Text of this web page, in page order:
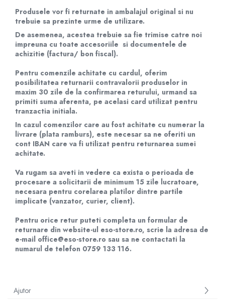
Produsele vor fi returnate in ambalajul original si nu
trebuie sa prezinte urme de utilizare.
De asemenea, acestea trebuie sa fie trimise catre noi
impreuna cu toate accesoriile si documentele de
achizitie (factura/ bon fiscal).
Pentru comenzile achitate cu cardul, oferim
posibilitatea returnarii contravalorii produselor in
maxim 30 zile de la confirmarea returului, urmand sa
primiti suma aferenta, pe acelasi card utilizat pentru
tranzactia initiala.
In cazul comenzilor care au fost achitate cu numerar la
livrare (plata ramburs), este necesar sa ne oferiti un
cont IBAN care va fi utilizat pentru returnarea sumei
achitate.
Va rugam sa aveti in vedere ca exista o perioada de
procesare a solicitarii de minimum 15 zile lucratoare,
necesara pentru corelarea platilor dintre partile
implicate (vanzator, curier, client).
Pentru orice retur puteti completa un formular de
returnare din website-ul eso-store.ro, scrie la adresa de
e-mail office@eso-store.ro sau sa ne contactati la
numarul de telefon 0759 133 116.
Ajutor